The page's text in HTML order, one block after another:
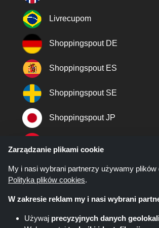
Livrecupom
Shoppingspout DE
Shoppingspout ES
Shoppingspout SE
Shoppingspout JP
Shoppingspout NO
Zarządzanie plikami cookie
My i nasi wybrani partnerzy używamy
Polityka plików cookies.
W zakresie reklam my i nasi wybrani
Używaj precyzyjnych danych